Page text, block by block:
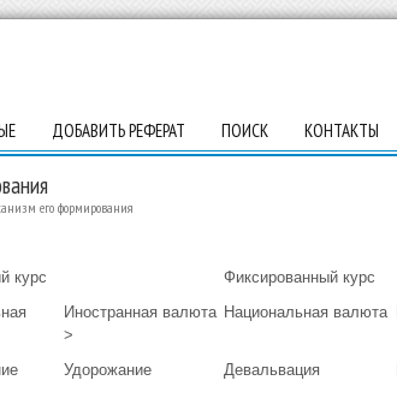
ДОБАВИТЬ РЕФЕРАТ ПОИСК КОНТАКТЫ
его формирования
курс
Фиксированный курс
Иностранная валюта
>
Национальная валюта
Удорожание Девальвация